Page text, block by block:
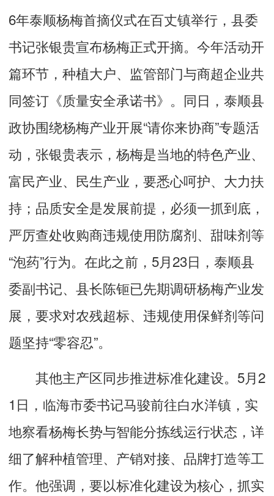
6年泰顺杨梅首摘仪式在百丈镇举行，县委
书记张银贵宣布杨梅正式开摘。今年活动开
篇环节，种植大户、监管部门与商超企业共
同签订《质量安全承诺书》。同日，泰顺县
政协围绕杨梅产业开展“请你来协商”专题活
动，张银贵表示，杨梅是当地的特色产业、
富民产业、民生产业，要悉心呵护、大力扶
持；品质安全是发展前提，必须一抓到底，
严厉查处收购商违规使用防腐剂、甜味剂等
“泡药”行为。在此之前，5月23日，泰顺县
委副书记、县长陈钷已先期调研杨梅产业发
展，要求对农残超标、违规使用保鲜剂等问
题坚持“零容忍”。
其他主产区同步推进标准化建设。5月2
1日，临海市委书记马骏前往白水洋镇，实
地察看杨梅长势与智能分拣线运行状态，详
细了解种植管理、产销对接、品牌打造等工
作。他强调，要以标准化建设为核心，抓实